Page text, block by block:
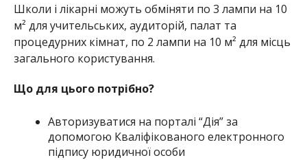
Школи і лікарні можуть обміняти по 3 лампи на 10
м² для учительських, аудиторій, палат та
процедурних кімнат, по 2 лампи на 10 м² для місць
загального користування.
Що для цього потрібно?
Авторизуватися на порталі “Дія” за
допомогою Кваліфікованого електронного
підпису юридичної особи